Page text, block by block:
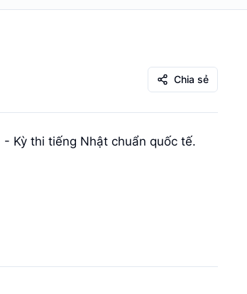
Chia sẻ
- Kỳ thi tiếng Nhật chuẩn quốc tế.